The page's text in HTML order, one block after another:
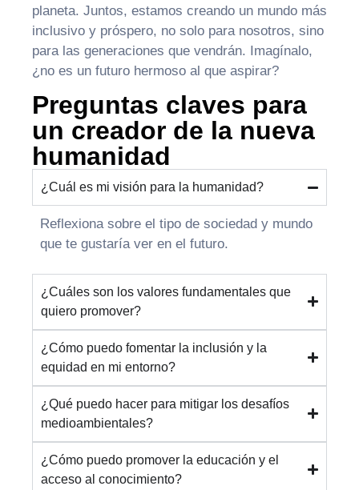
planeta. Juntos, estamos creando un mundo más
inclusivo y próspero, no solo para nosotros, sino
para las generaciones que vendrán. Imagínalo,
¿no es un futuro hermoso al que aspirar?
Preguntas claves para
un creador de la nueva
humanidad
¿Cuál es mi visión para la humanidad?
Reflexiona sobre el tipo de sociedad y mundo
que te gustaría ver en el futuro.
¿Cuáles son los valores fundamentales que
quiero promover?
¿Cómo puedo fomentar la inclusión y la
equidad en mi entorno?
¿Qué puedo hacer para mitigar los desafíos
medioambientales?
¿Cómo puedo promover la educación y el
acceso al conocimiento?